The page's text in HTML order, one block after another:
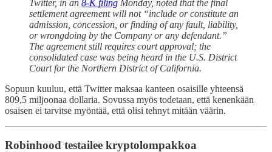
Twitter, in an 8-K filing Monday, noted that the final
settlement agreement will not “include or constitute an
admission, concession, or finding of any fault, liability,
or wrongdoing by the Company or any defendant.”
The agreement still requires court approval; the
consolidated case was being heard in the U.S. District
Court for the Northern District of California.
Sopuun kuuluu, että Twitter maksaa kanteen osaisille yhteensä
809,5 miljoonaa dollaria. Sovussa myös todetaan, että kenenkään
osaisen ei tarvitse myöntää, että olisi tehnyt mitään väärin.
Robinhood testailee kryptolompakkoa